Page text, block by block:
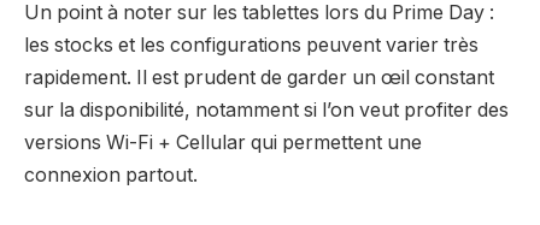
Un point à noter sur les tablettes lors du Prime Day :
les stocks et les configurations peuvent varier très
rapidement. Il est prudent de garder un œil constant
sur la disponibilité, notamment si l’on veut profiter des
versions Wi-Fi + Cellular qui permettent une
connexion partout.